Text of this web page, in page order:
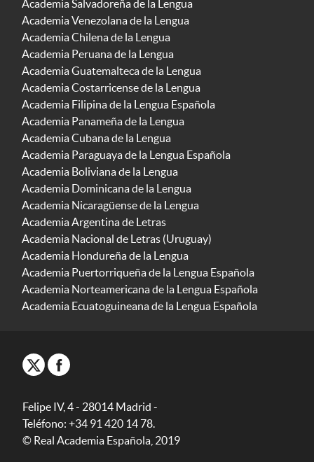
Academia Salvadoreña de la Lengua
Academia Venezolana de la Lengua
Academia Chilena de la Lengua
Academia Peruana de la Lengua
Academia Guatemalteca de la Lengua
Academia Costarricense de la Lengua
Academia Filipina de la Lengua Española
Academia Panameña de la Lengua
Academia Cubana de la Lengua
Academia Paraguaya de la Lengua Española
Academia Boliviana de la Lengua
Academia Dominicana de la Lengua
Academia Nicaragüense de la Lengua
Academia Argentina de Letras
Academia Nacional de Letras (Uruguay)
Academia Hondureña de la Lengua
Academia Puertorriqueña de la Lengua Española
Academia Norteamericana de la Lengua Española
Academia Ecuatoguineana de la Lengua Española
Felipe IV, 4 - 28014 Madrid -
Teléfono: +34 91 420 14 78.
© Real Academia Española, 2019